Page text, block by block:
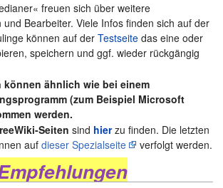
freuen sich über weitere
und Bearbeiter. Viele Infos finden sich auf der
können auf derTestseite das eine oder
speichern und ggf. wieder rückgängig
können ähnlich wie bei einem
(zum Beispiel Microsoft
werden.
Seiten sind hierzu finden. Die letzten
aufdieser Spezialseite verfolgt werden.